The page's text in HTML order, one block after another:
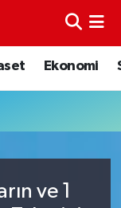
Ekonomi
ve 1